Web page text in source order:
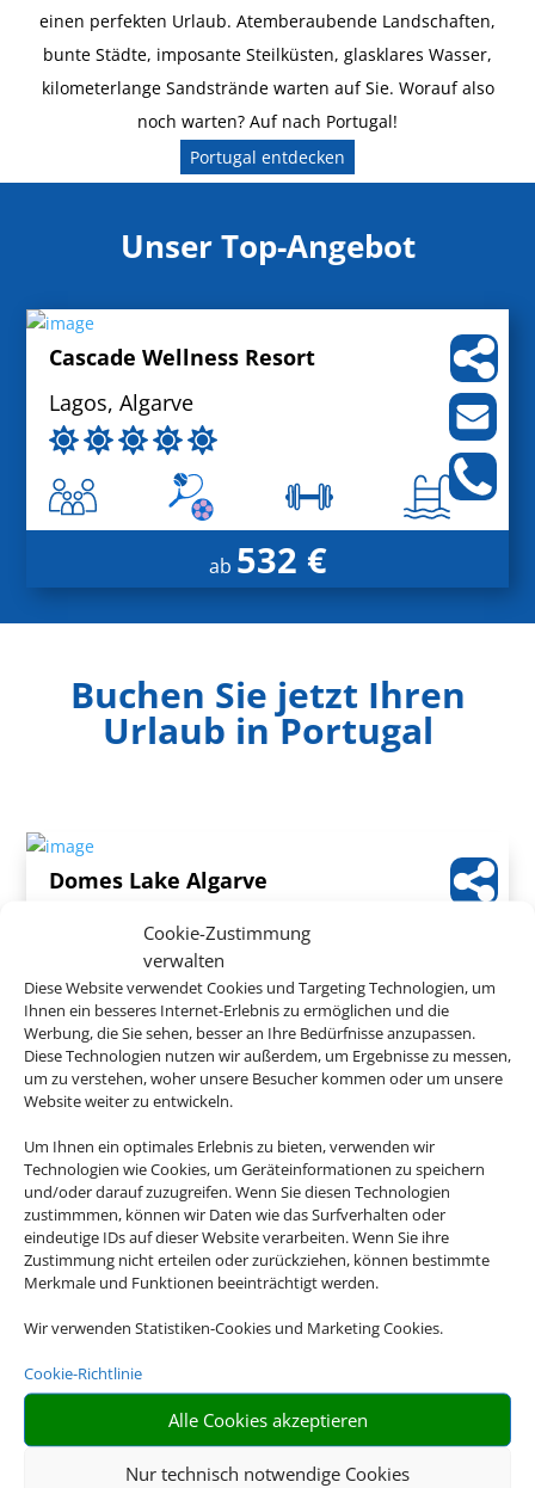
Cookie-Zustimmung
verwalten
Diese Website verwendet Cookies und Targeting Technologien, um
Ihnen ein besseres Internet-Erlebnis zu ermöglichen und die
Werbung, die Sie sehen, besser an Ihre Bedürfnisse anzupassen.
Diese Technologien nutzen wir außerdem, um Ergebnisse zu messen,
um zu verstehen, woher unsere Besucher kommen oder um unsere
Website weiter zu entwickeln.
Um Ihnen ein optimales Erlebnis zu bieten, verwenden wir
Technologien wie Cookies, um Geräteinformationen zu speichern
und/oder darauf zuzugreifen. Wenn Sie diesen Technologien
zustimmmen, können wir Daten wie das Surfverhalten oder
eindeutige IDs auf dieser Website verarbeiten. Wenn Sie ihre
Zustimmung nicht erteilen oder zurückziehen, können bestimmte
Merkmale und Funktionen beeinträchtigt werden.
Wir verwenden Statistiken-Cookies und Marketing Cookies.
Cookie-Richtlinie
Alle Cookies akzeptieren
Nur technisch notwendige Cookies
einen perfekten Urlaub. Atemberaubende Landschaften,
bunte Städte, imposante Steilküsten, glasklares Wasser,
kilometerlange Sandstrände warten auf Sie. Worauf also
noch warten? Auf nach Portugal!
Portugal entdecken
Unser Top-Angebot
Cascade Wellness Resort
Lagos, Algarve
ab 532 €
Buchen Sie jetzt Ihren
Urlaub in Portugal
Domes Lake Algarve
Vilamoura, Algarve
ab747 €
Quinta dos Poetas
Olhão, Algarve
ab398 €